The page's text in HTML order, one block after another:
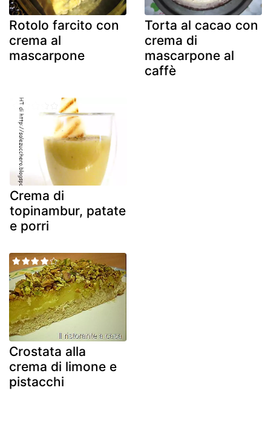
Rotolo farcito con
crema al
mascarpone
Torta al cacao con
crema di
mascarpone al
caffè
Crema di
topinambur, patate
e porri
Crostata alla
crema di limone e
pistacchi